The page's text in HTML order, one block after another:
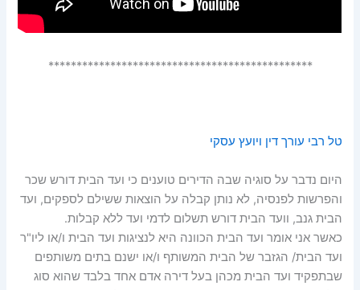
***********************************************
טל רבי עורך דין ויועץ עסקי
היום נדבר על סוגיה שבה הדירים טוענים כי ועד הבית דורש שכר
והפרשות לפנסיה, לא נותן קבלה על הוצאות ששילם לספקים, ועד
הבית גנב, וועד הבית דורש תשלום לדמי ועד ללא קבלות.
כאשר אני אומר ועד הבית הכוונה היא לנציגות ועד הבית ו/או ליו"ר
ועד הבית/ הגזבר של הבית המשותף ו/או ישנם בתים משותפים
שבתפקיד ועד הבית מכהן בעל דירה אדם אחד בלבד שהוא סוג